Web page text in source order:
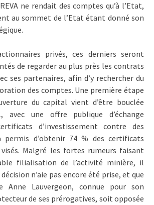
ne rendait des comptes qu’à l’Etat,
au sommet de l’Etat étant donné son
privés, ces derniers seront
de regarder au plus près les contrats
ses partenaires, afin d’y rechercher du
des comptes. Une première étape
du capital vient d’être bouclée
avec une offre publique d’échange
d’investissement contre des
permis d’obtenir 74 % des certificats
visés. Malgré les fortes rumeurs faisant
filialisation de l’activité minière, il
n’aie pas encore été prise, et que
Lauvergeon, connue pour son
de ses prérogatives, soit opposée